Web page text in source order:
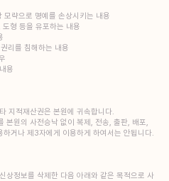
략으로 명예를 손상시키는 내용
형 등을 유포하는 내용
리를 침해하는 내용
용
지적재산권은 본원에 귀속합니다.
본원의 사전승낙 없이 복제, 전송, 출판, 배포,
거나 제3자에게 이용하게 하여서는 안됩니다.
상정보를 삭제한 다음 아래와 같은 목적으로 사